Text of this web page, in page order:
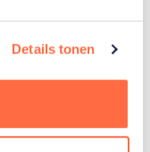
Details tonen